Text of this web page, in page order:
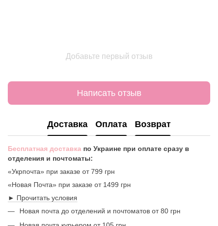
Добавьте первый отзыв
Написать отзыв
Доставка Оплата Возврат
Бесплатная доставка по Украине при оплате сразу в
отделения и почтоматы:
«Укрпочта» при заказе от 799 грн
«Новая Почта» при заказе от 1499 грн
► Прочитать условия
Новая почта до отделений и почтоматов от 80 грн